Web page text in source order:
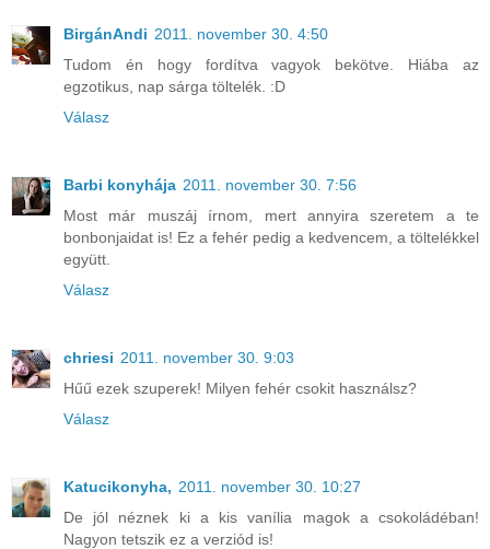
BirgánAndi 2011. november 30. 4:50
Tudom én hogy fordítva vagyok bekötve. Hiába az
egzotikus, nap sárga töltelék. :D
Válasz
Barbi konyhája 2011. november 30. 7:56
Most már muszáj írnom, mert annyira szeretem a te
bonbonjaidat is! Ez a fehér pedig a kedvencem, a töltelékkel
együtt.
Válasz
chriesi 2011. november 30. 9:03
Hűű ezek szuperek! Milyen fehér csokit használsz?
Válasz
Katucikonyha, 2011. november 30. 10:27
De jól néznek ki a kis vanília magok a csokoládéban!
Nagyon tetszik ez a verziód is!